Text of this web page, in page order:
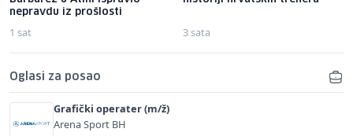
nepravdu iz prošlosti
1 sat 3 sata
Oglasi za posao
Grafički operater (m/ž)
Arena Sport BH